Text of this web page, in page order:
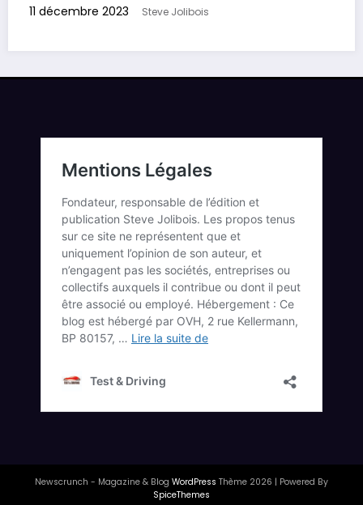
11 décembre 2023 Steve Jolibois
Newscrunch - Magazine & Blog WordPress Thème 2026 | Powered By
SpiceThemes